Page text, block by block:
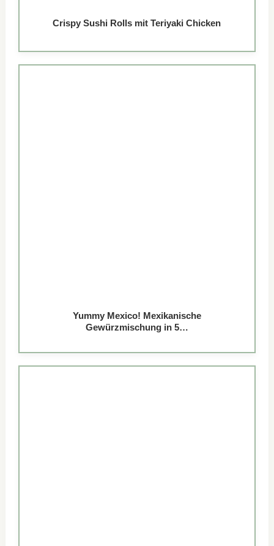
Crispy Sushi Rolls mit Teriyaki Chicken
Yummy Mexico! Mexikanische
Gewürzmischung in 5…